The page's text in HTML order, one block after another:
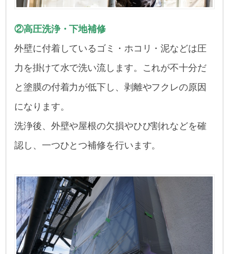
②高圧洗浄・下地補修
外壁に付着しているゴミ・ホコリ・泥などは圧
力を掛けて水で洗い流します。これが不十分だ
と塗膜の付着力が低下し、剥離やフクレの原因
になります。
洗浄後、外壁や屋根の欠損やひび割れなどを確
認し、一つひとつ補修を行います。